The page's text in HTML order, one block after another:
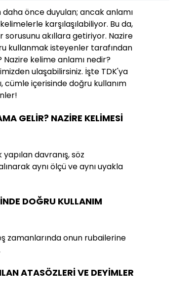
önce duyulan; ancak anlamı
karşılaşılabiliyor. Bu da,
akıllara getiriyor. Nazire
kullanmak isteyenler tarafından
Nazire kelime anlamı nedir?
ulaşabilirsiniz. İşte TDK'ya
cümle içerisinde doğru kullanım
GELİR? NAZİRE KELİMESİ
davranış, söz
aynı ölçü ve aynı uyakla
DOĞRU KULLANIM
zamanlarında onun rubailerine
ATASÖZLERİ VE DEYİMLER